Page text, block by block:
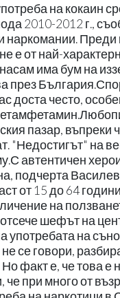
на кокаин
2010-2012 г.,
наркомании.
е от най-
има бум на
през
доста често,
пазар,
"Недостигът" на
автентичен
подчерта
от 15 до 64
на
шефът на
употребата на
не се говори,
факт е, че това
при много от